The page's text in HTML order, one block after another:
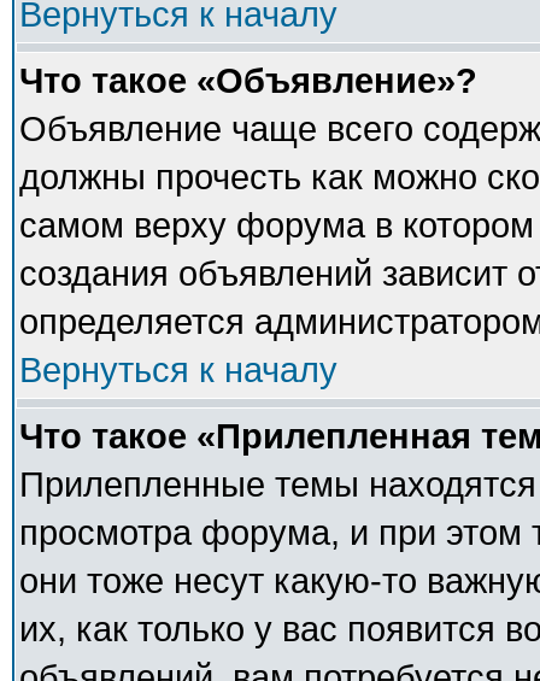
Вернуться к началу
Что такое «Объявление»?
Объявление чаще всего
должны прочесть как можно
самом верху форума в
создания объявлений зависит
определяется
Вернуться к началу
Что такое «Прилепленная
Прилепленные темы
просмотра форума, и при этом
они тоже несут какую-то
их, как только у вас появится